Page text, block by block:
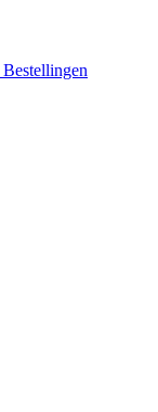
Bestellingen